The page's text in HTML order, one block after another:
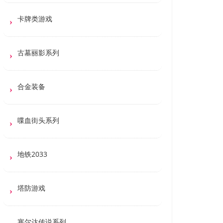
卡牌类游戏
古墓丽影系列
合金装备
喋血街头系列
地铁2033
塔防游戏